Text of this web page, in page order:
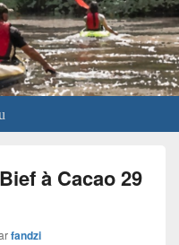
à Cacao 29
fandzi